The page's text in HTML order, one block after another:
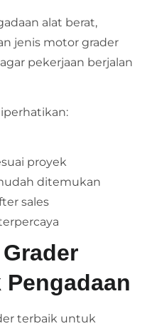
alat berat,
jenis motor grader
pekerjaan berjalan
proyek
ditemukan
sales
terbaik untuk